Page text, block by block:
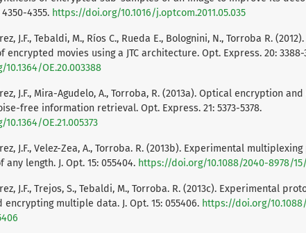
4355. https://doi.org/10.1016/j.optcom.2011.05.035
J.F., Tebaldi, M., Ríos C., Rueda E., Bolognini, N., Torroba R.
encrypted movies using a JTC architecture. Opt. Express. 20: 3388-
OE.20.003388
J.F., Mira-Agudelo, A., Torroba, R. (2013a). Optical encryption and
free information retrieval. Opt. Express. 21: 5373-5378.
OE.21.005373
J.F., Velez-Zea, A., Torroba. R. (2013b). Experimental
length. J. Opt. 15: 055404. https://doi.org/10.1088/2040-8978/
J.F., Trejos, S., Tebaldi, M., Torroba. R. (2013c). Experimental
encrypting multiple data. J. Opt. 15: 055406. https://doi.org/